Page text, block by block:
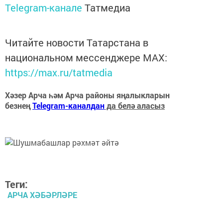
Telegram-канале Татмедиа
Читайте новости Татарстана в
национальном мессенджере MАХ:
https://max.ru/tatmedia
Хәзер Арча һәм Арча районы яңалыкларын
безнеңTelegram-каналданда белә аласыз
Теги:
АРЧА ХӘБӘРЛӘРЕ